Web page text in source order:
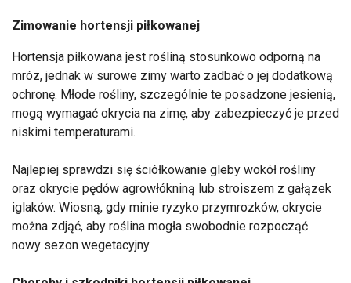
Zimowanie hortensji piłkowanej
Hortensja piłkowana jest rośliną stosunkowo odporną na
mróz, jednak w surowe zimy warto zadbać o jej dodatkową
ochronę. Młode rośliny, szczególnie te posadzone jesienią,
mogą wymagać okrycia na zimę, aby zabezpieczyć je przed
niskimi temperaturami.
Najlepiej sprawdzi się ściółkowanie gleby wokół rośliny
oraz okrycie pędów agrowłókniną lub stroiszem z gałązek
iglaków. Wiosną, gdy minie ryzyko przymrozków, okrycie
można zdjąć, aby roślina mogła swobodnie rozpocząć
nowy sezon wegetacyjny.